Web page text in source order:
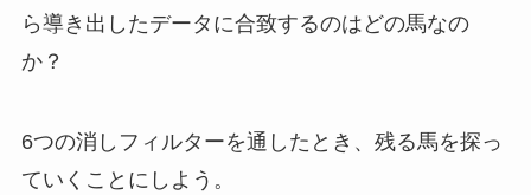
ら導き出したデータに合致するのはどの馬なの
か？
6つの消しフィルターを通したとき、残る馬を探っ
ていくことにしよう。